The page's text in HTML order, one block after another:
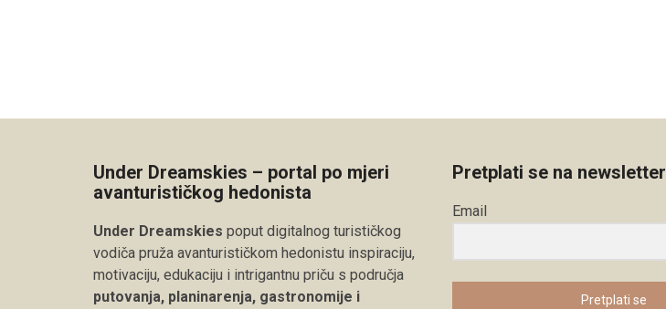
Under Dreamskies – portal po mjeri
avanturističkog hedonista
Under Dreamskies poput digitalnog turističkog
vodiča pruža avanturističkom hedonistu inspiraciju,
motivaciju, edukaciju i intrigantnu priču s područja
putovanja, planinarenja, gastronomije i
Pretplati se na newsletter
Email
Pretplati se